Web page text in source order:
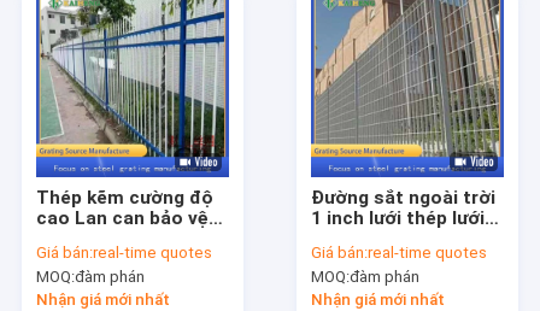
Thép kẽm cường độ
cao Lan can bảo vệ
an toàn cho cầu
thang
Giá bán:real-time quotes
MOQ:đàm phán
Nhận giá mới nhất
Đường sắt ngoài trời
1 inch lưới thép lưới
loại với phun nhựa
Giá bán:real-time quotes
MOQ:đàm phán
Nhận giá mới nhất